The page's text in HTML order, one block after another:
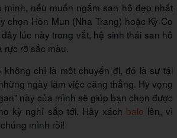
mình, nếu muốn ngắm san hô đẹp nhất
chọn Hòn Mun (Nha Trang) hoặc Kỳ Co
lúc này trong vắt, hệ sinh thái san hô
rực rỡ sắc màu.
không chỉ là một chuyến đi, đó là sự tái
ngày làm việc căng thẳng. Hy vọng
này của mình sẽ giúp bạn chọn được
kỳ nghỉ sắp tới. Hãy xách balo lên, vì
mình rồi!